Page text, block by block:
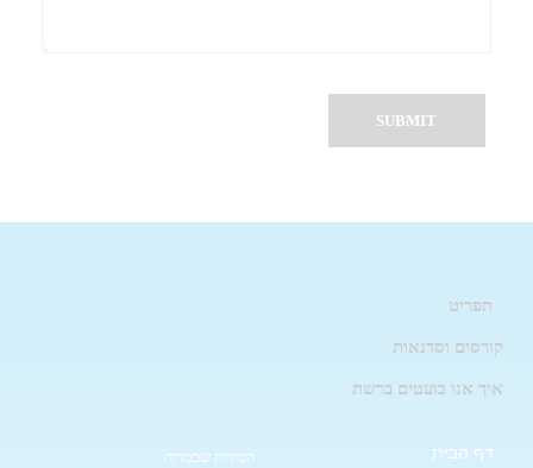
תפריט
קורסים וסדנאות
איך אנו בועטים ברשת
דף הבית
הסודות שבמדיה